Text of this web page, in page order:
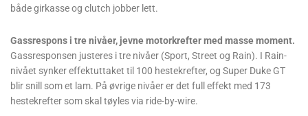
både girkasse og clutch jobber lett.
Gassrespons i tre nivåer, jevne motorkrefter med masse moment.
Gassresponsen justeres i tre nivåer (Sport, Street og Rain). I Rain-
nivået synker effektuttaket til 100 hestekrefter, og Super Duke GT
blir snill som et lam. På øvrige nivåer er det full effekt med 173
hestekrefter som skal tøyles via ride-by-wire.